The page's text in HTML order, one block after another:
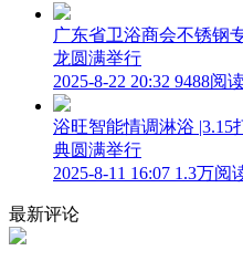
广东省卫浴商会不锈钢
龙圆满举行
2025-8-22 20:32 9488阅
浴旺智能情调淋浴 |3.15
典圆满举行
2025-8-11 16:07 1.3万阅
最新评论